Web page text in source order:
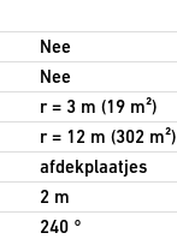
Nee
Nee
r = 3 m (19 m²)
r = 12 m (302 m²)
afdekplaatjes
2 m
240 °